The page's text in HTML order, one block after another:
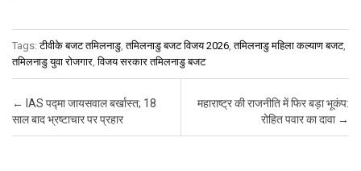
Tags:टीवीके बजट तमिलनाडु ,तमिलनाडु बजट विजय 2026 ,तमिलनाडु महिला कल्याण बजट,
तमिलनाडु युवा रोजगार ,विजय सरकार तमिलनाडु बजट
Post navigation
← IAS पद्मा जायसवाल बर्खास्त; 18
साल बाद भ्रष्टाचार पर प्रहार
महाराष्ट्र की राजनीति में फिर बड़ा भूकंप:
रोहित पवार का दावा →